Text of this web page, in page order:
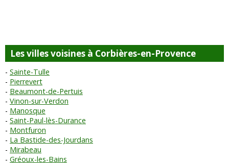
Les villes voisines à Corbières-en-Provence
Sainte-Tulle
Pierrevert
Beaumont-de-Pertuis
Vinon-sur-Verdon
Manosque
Saint-Paul-lès-Durance
Montfuron
La Bastide-des-Jourdans
Mirabeau
Gréoux-les-Bains